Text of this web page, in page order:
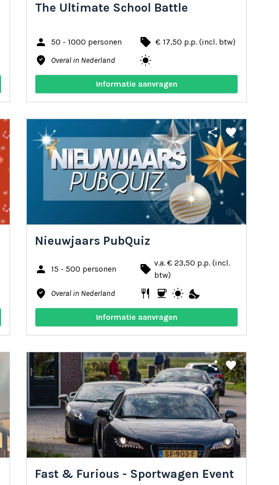
The Ultimate School Battle
person 50 - 1000 personen local_offer € 17,50 p.p. (incl. btw)
where_to_vote Overal in Nederland wb_sunny
Informatie aanvragen
share favorite
Nieuwjaars PubQuiz
person
15 - 500 personen local_offer v.a. € 23,50 p.p. (incl.
btw)
where_to_vote Overal in Nederland restaurant coffee wb_sunny nights_stay
Informatie aanvragen
share favorite
Fast & Furious - Sportwagen Event